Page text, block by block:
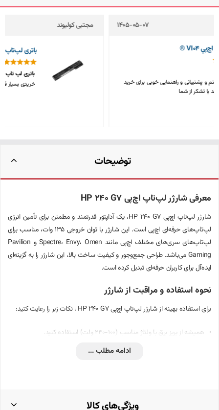
خریدی بسیار قیمت مناسب و باکیفیت، متشکرم
توضیحات
معرفی شارژر لپ‌تاپ اچ‌پی HP 240 G7
شارژر لپ‌تاپ اچ‌پی HP 240 G7، یک آداپتور قدرتمند و مطمئن برای تأمین انرژی
لپ‌تاپ‌های حرفه‌ای اچ‌پی است. این شارژر با توان خروجی 135 وات، مناسب برای
لپ‌تاپ‌های سری‌های مختلف اچ‌پی مانند Spectre، Envy، Omen و Pavilion
Gaming می‌باشد. طراحی جمع‌وجور و کیفیت ساخت بالا، این شارژر را به گزینه‌ای
ایده‌آل برای کاربران حرفه‌ای تبدیل کرده است.
نحوه استفاده و مراقبت از شارژر
برای استفاده بهینه از شارژر لپ‌تاپ اچ‌پی HP 240 G7 ، نکات زیر را رعایت کنید:
همیشه از پریز برق با ولتاژ مناسب (100-240 ولت) استفاده کنید.
از پیچیدن یا خم کردن بیش از حد کابل شارژر خودداری کنید تا از آسیب به
ادامه مطلب ...
ویژگی‌های کالا